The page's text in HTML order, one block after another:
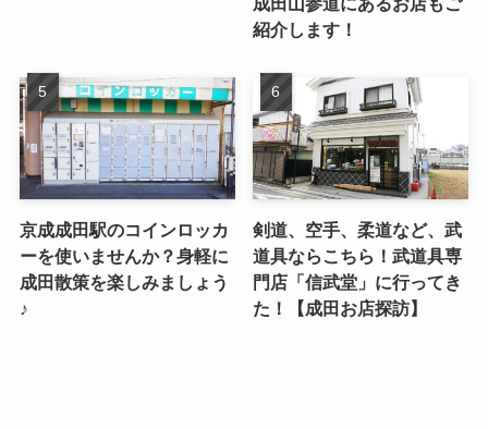
紹介します！
京成成田駅のコインロッカ
ーを使いませんか？身軽に
成田散策を楽しみましょう
♪
剣道、空手、柔道など、武
道具ならこちら！武道具専
門店「信武堂」に行ってき
た！【成田お店探訪】